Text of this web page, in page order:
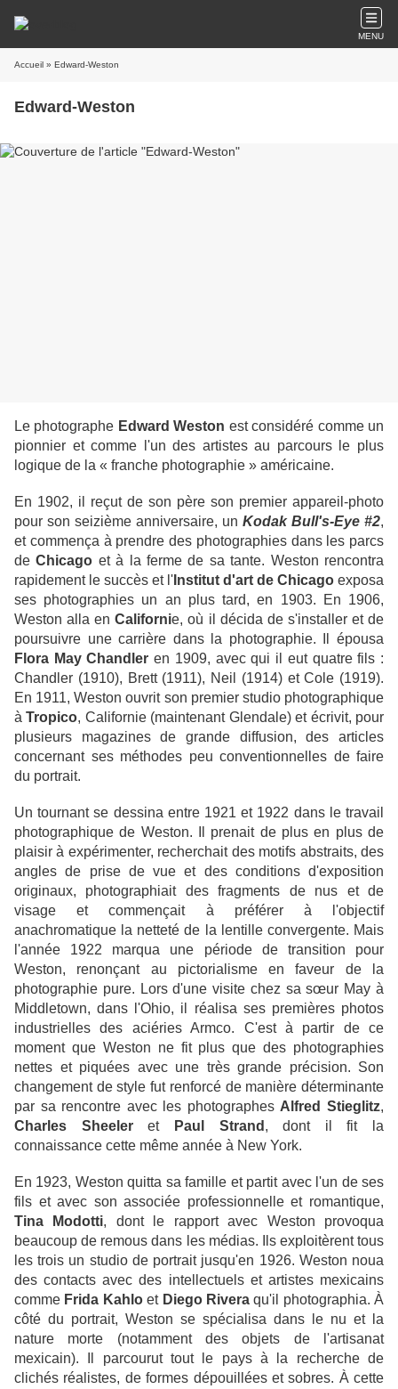
MENU
Accueil » Edward-Weston
Edward-Weston
Le photographe Edward Weston est considéré comme un
pionnier et comme l'un des artistes au parcours le plus
logique de la « franche photographie » américaine.
En 1902, il reçut de son père son premier appareil-photo
pour son seizième anniversaire, un Kodak Bull's-Eye #2,
et commença à prendre des photographies dans les parcs
deChicago et à la ferme de sa tante. Weston rencontra
rapidement le succès et l' Institut d'art de Chicago exposa
ses photographies un an plus tard, en 1903. En 1906,
Weston alla enCalifornie, où il décida de s'installer et de
poursuivre une carrière dans la photographie. Il épousa
Flora May Chandler en 1909, avec qui il eut quatre fils :
Chandler (1910), Brett (1911), Neil (1914) et Cole (1919).
En 1911, Weston ouvrit son premier studio photographique
àTropico, Californie (maintenant Glendale) et écrivit, pour
plusieurs magazines de grande diffusion, des articles
concernant ses méthodes peu conventionnelles de faire
du portrait.
Un tournant se dessina entre 1921 et 1922 dans le travail
photographique de Weston. Il prenait de plus en plus de
plaisir à expérimenter, recherchait des motifs abstraits, des
angles de prise de vue et des conditions d'exposition
originaux, photographiait des fragments de nus et de
visage et commençait à préférer à l'objectif
anachromatique la netteté de la lentille convergente. Mais
l'année 1922 marqua une période de transition pour
Weston, renonçant au pictorialisme en faveur de la
photographie pure. Lors d'une visite chez sa sœur May à
Middletown, dans l'Ohio, il réalisa ses premières photos
industrielles des aciéries Armco. C'est à partir de ce
moment que Weston ne fit plus que des photographies
nettes et piquées avec une très grande précision. Son
changement de style fut renforcé de manière déterminante
par sa rencontre avec les photographes Alfred Stieglitz,
Charles Sheeleret Paul Strand , dont il fit la
connaissance cette même année à New York.
En 1923, Weston quitta sa famille et partit avec l'un de ses
fils et avec son associée professionnelle et romantique,
Tina Modotti, dont le rapport avec Weston provoqua
beaucoup de remous dans les médias. Ils exploitèrent tous
les trois un studio de portrait jusqu'en 1926. Weston noua
des contacts avec des intellectuels et artistes mexicains
comme Frida Kahloet Diego Riveraqu'il photographia. À
côté du portrait, Weston se spécialisa dans le nu et la
nature morte (notamment des objets de l'artisanat
mexicain). Il parcourut tout le pays à la recherche de
clichés réalistes, de formes dépouillées et sobres. À cette